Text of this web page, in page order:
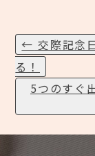
投
稿
ナ
← 交際記念
る！
5つのすぐ